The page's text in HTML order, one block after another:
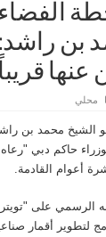
بن
عنها قريباً
محلي
محمد بن
حاكم دبي
أعوام القادمة.
على
لتطوير أقمار